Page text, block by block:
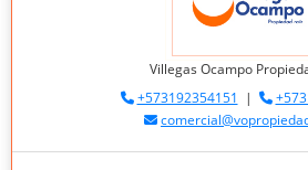
Villegas Ocampo
+573192354151 |